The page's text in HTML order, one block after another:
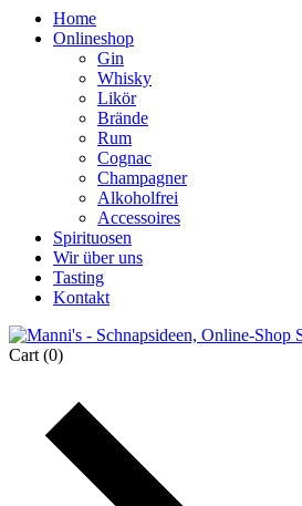
Home
Onlineshop
Gin
Whisky
Likör
Brände
Rum
Cognac
Champagner
Alkoholfrei
Accessoires
Spirituosen
Wir über uns
Tasting
Kontakt
Cart (0)